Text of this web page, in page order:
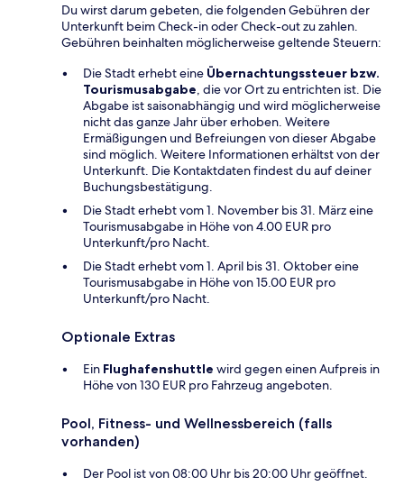
Du wirst darum gebeten, die folgenden Gebühren der
Unterkunft beim Check-in oder Check-out zu zahlen.
Gebühren beinhalten möglicherweise geltende Steuern:
Die Stadt erhebt eine Übernachtungssteuer bzw.
Tourismusabgabe, die vor Ort zu entrichten ist. Die
Abgabe ist saisonabhängig und wird möglicherweise
nicht das ganze Jahr über erhoben. Weitere
Ermäßigungen und Befreiungen von dieser Abgabe
sind möglich. Weitere Informationen erhältst von der
Unterkunft. Die Kontaktdaten findest du auf deiner
Buchungsbestätigung.
Die Stadt erhebt vom 1. November bis 31. März eine
Tourismusabgabe in Höhe von 4.00 EUR pro
Unterkunft/pro Nacht.
Die Stadt erhebt vom 1. April bis 31. Oktober eine
Tourismusabgabe in Höhe von 15.00 EUR pro
Unterkunft/pro Nacht.
Optionale Extras
Ein Flughafenshuttle wird gegen einen Aufpreis in
Höhe von 130 EUR pro Fahrzeug angeboten.
Pool, Fitness- und Wellnessbereich (falls
vorhanden)
Der Pool ist von 08:00 Uhr bis 20:00 Uhr geöffnet.